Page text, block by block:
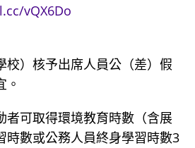
vQX6Do
校）核予出席人員公（差）假
。
者可取得環境教育時數（含展
時數或公務人員終身學習時數3